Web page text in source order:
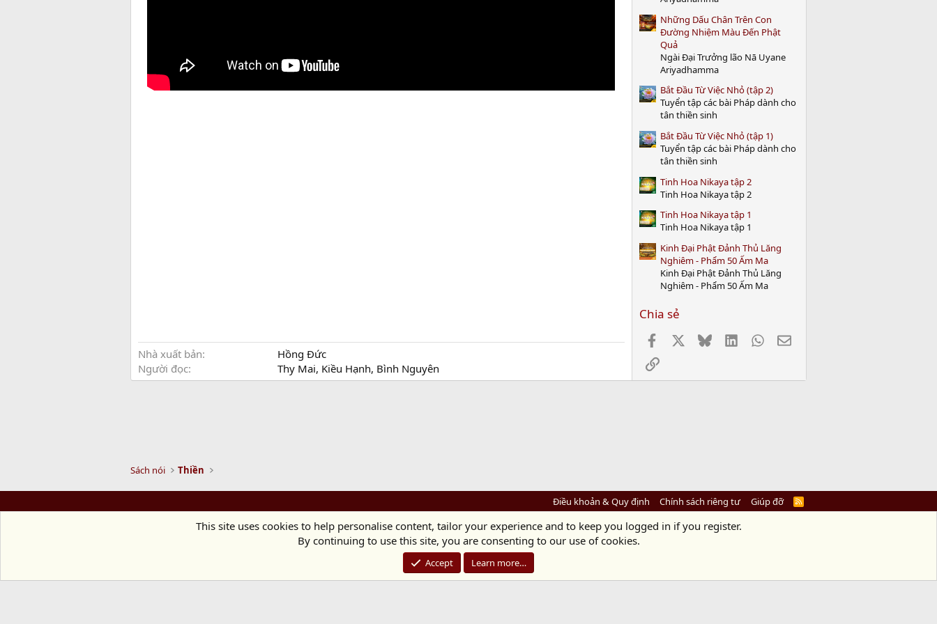
Nhà xuất bản
Hồng Đức
Người đọc
Thy Mai, Kiều Hạnh, Bình Nguyên
Những Dấu Chân Trên Con
Đường Nhiệm Màu Đến Phật
Quả
Ngài Đại Trưởng lão Nā Uyane
Ariyadhamma
Bắt Đầu Từ Việc Nhỏ (tập 2)
Tuyển tập các bài Pháp dành cho
tân thiền sinh
Bắt Đầu Từ Việc Nhỏ (tập 1)
Tuyển tập các bài Pháp dành cho
tân thiền sinh
Tinh Hoa Nikaya tập 2
Tinh Hoa Nikaya tập 2
Tinh Hoa Nikaya tập 1
Tinh Hoa Nikaya tập 1
Kinh Đại Phật Đảnh Thủ Lăng
Nghiêm - Phẩm 50 Ấm Ma
Kinh Đại Phật Đảnh Thủ Lăng
Nghiêm - Phẩm 50 Ấm Ma
Chia sẻ
Facebook Bluesky LinkedInWhatsApp
Email
Link
Sách nói Thiền
Điều khoản & Quy định Chính sách riêng tư Giúp đỡ
R
S
Diệu Pháp Âm
Chùa Diệu Pháp - Số 72/14 Phú Mỹ, Phú Hòa Đông, Củ Chi, TP.HCM (Xem Bản đồ)
Điện thoại: 028.36208438 | Email: bientap@dieuphapam.net
Chủ Nhiệm: Thích Minh Thiền
This site uses cookies to help personalise content, tailor your experience and to keep you logged in if you register.
By continuing to use this site, you are consenting to our use of cookies.
Accept Learn more…